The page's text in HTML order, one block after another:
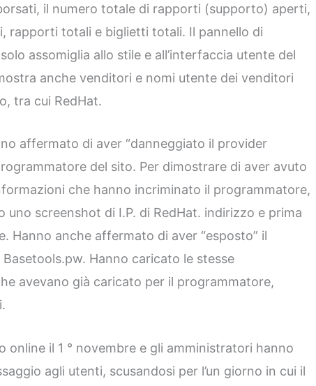
il numero totale di rapporti (supporto) aperti,
rapporti totali e biglietti totali. Il pannello di
assomiglia allo stile e all’interfaccia utente del
anche venditori e nomi utente dei venditori
tra cui RedHat.
affermato di aver “danneggiato il provider
del sito. Per dimostrare di aver avuto
che hanno incriminato il programmatore,
uno screenshot di I.P. di RedHat. indirizzo e prima
Hanno anche affermato di aver “esposto” il
Hanno caricato le stesse
avevano già caricato per il programmatore,
online il 1 ° novembre e gli amministratori hanno
agli utenti, scusandosi per l’un giorno in cui il